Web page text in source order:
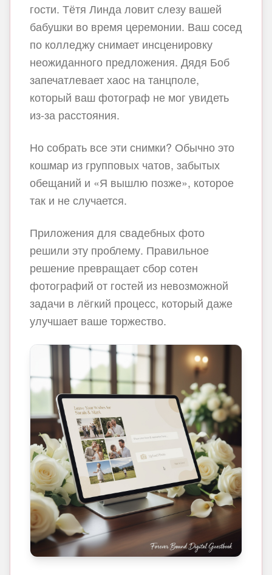
гости. Тётя Линда ловит слезу вашей
бабушки во время церемонии. Ваш сосед
по колледжу снимает инсценировку
неожиданного предложения. Дядя Боб
запечатлевает хаос на танцполе,
который ваш фотограф не мог увидеть
из‑за расстояния.
Но собрать все эти снимки? Обычно это
кошмар из групповых чатов, забытых
обещаний и «Я вышлю позже», которое
так и не случается.
Приложения для свадебных фото
решили эту проблему. Правильное
решение превращает сбор сотен
фотографий от гостей из невозможной
задачи в лёгкий процесс, который даже
улучшает ваше торжество.